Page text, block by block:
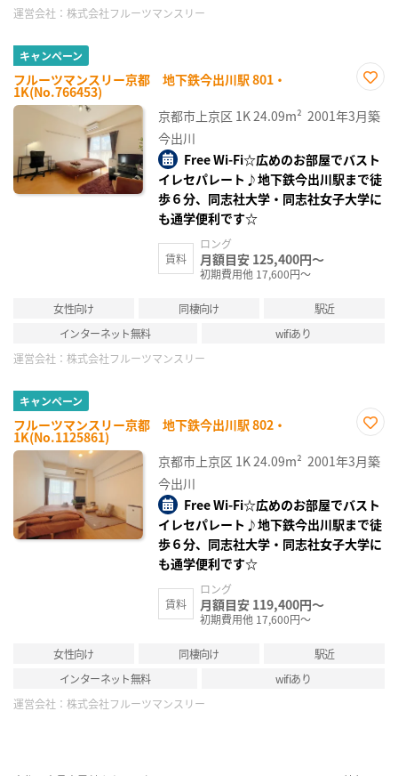
運営会社： 株式会社フルーツマンスリー
キャンペーン
フルーツマンスリー京都 地下鉄今出川駅 801・
1K(No.766453)
に入
り登
京都市上京区 1K24.09m² 2001年3月築
今出川
Free Wi-Fi☆広めのお部屋でバスト
イレセパレート♪地下鉄今出川駅まで徒
歩６分、同志社大学・同志社女子大学に
も通学便利です☆
賃料
ロング
月額目安 125,400円～
初期費用他 17,600円～
女性向け 同棲向け
駅近
インターネット無料
wifiあり
運営会社： 株式会社フルーツマンスリー
キャンペーン
フルーツマンスリー京都 地下鉄今出川駅 802・
1K(No.1125861)
に入
り登
京都市上京区 1K24.09m² 2001年3月築
今出川
Free Wi-Fi☆広めのお部屋でバスト
イレセパレート♪地下鉄今出川駅まで徒
歩６分、同志社大学・同志社女子大学に
も通学便利です☆
賃料
ロング
月額目安 119,400円～
初期費用他 17,600円～
女性向け 同棲向け
駅近
インターネット無料
wifiあり
運営会社： 株式会社フルーツマンスリー